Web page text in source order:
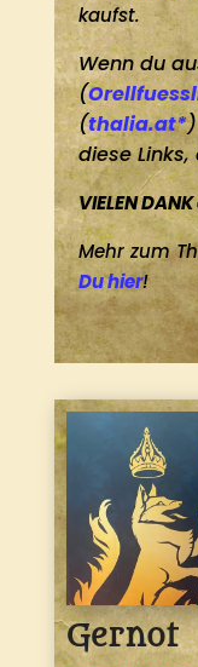
kaufst.
Wenn du
(
(thalia.at*
diese
VIELEN
Mehr zum
Du hier!
Gernot